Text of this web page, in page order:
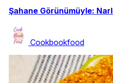
Şahane Görünümüyle: Narlı
Cookbookfood